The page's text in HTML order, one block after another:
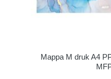
Mappa M druk A4